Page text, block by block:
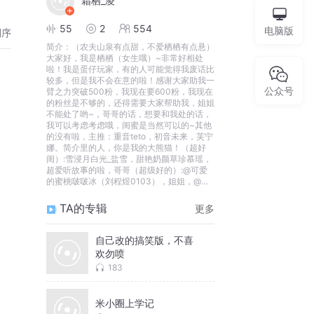
55 2 554
简介：
（农夫山泉有点甜，不爱栖栖有点悬）
大家好，我是栖栖（女生哦）~非常好相处
啦！我是蛋仔玩家，有的人可能觉得我废话比
较多，但是我不会在意的啦！感谢大家助我一
臂之力突破500粉，我现在要600粉，我现在
的粉丝是不够的，还得需要大家帮助我，姐姐
不能处了哟~，哥哥的话，想要和我处的话，
我可以考虑考虑哦，闺蜜是当然可以的~其他
的没有啦，主推：重音teto，初音未来，芙宁
娜。简介里的人，你是我的大熊猫！（超好
闺）:雪浸月白光_盐雪，甜艳奶颜草珍慕瑶，
超爱听故事的啦，哥哥（超级好的）:@可爱
的蜜桃啵啵冰（刘程煜0103），姐姐，@请
凌，闺蜜勿动，动了=s。好相处，嘎嘎~
TA的专辑 更多
自己改的搞笑版，不喜
欢勿喷
183
米小圈上学记
电脑版
公众号